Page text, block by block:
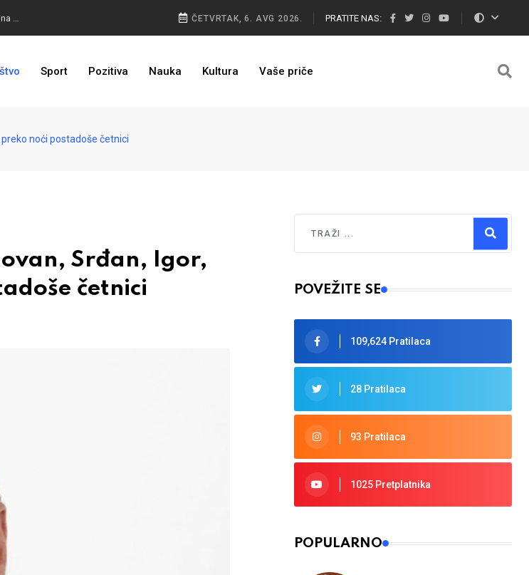
ČETVRTAK, 6. AVG 2026. PRATITE NAS:
Sport Pozitiva Nauka Kultura Vaše priče
preko noći postadoše četnici
Srđan, Igor,
četnici
Type 2 or more characters for results.
POVEŽITE SE
109,624 Pratilaca
28 Pratilaca
93 Pratilaca
1025 Pretplatnika
POPULARNO